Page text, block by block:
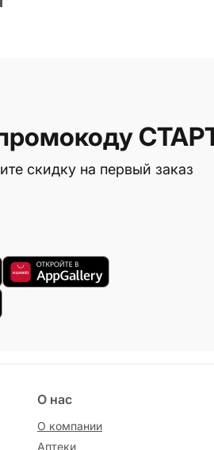
скидку на первый заказ
О нас
О компании
Аптеки